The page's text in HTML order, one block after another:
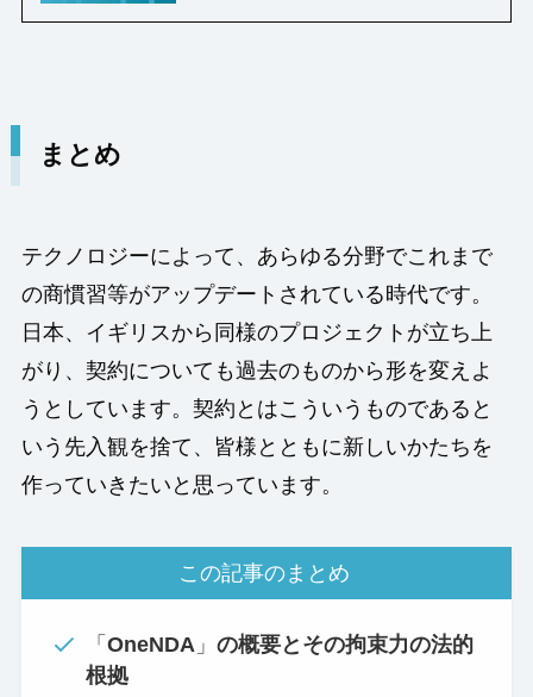
まとめ
テクノロジーによって、あらゆる分野でこれまで
の商慣習等がアップデートされている時代です。
日本、イギリスから同様のプロジェクトが立ち上
がり、契約についても過去のものから形を変えよ
うとしています。契約とはこういうものであると
いう先入観を捨て、皆様とともに新しいかたちを
作っていきたいと思っています。
この記事のまとめ
「 OneNDA 」 の概要とその拘束力の法的
根拠